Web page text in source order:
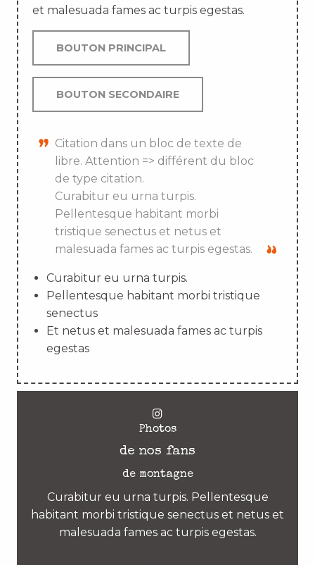
et malesuada fames ac turpis egestas.
BOUTON PRINCIPAL
BOUTON SECONDAIRE
Citation dans un bloc de texte de
libre. Attention => différent du bloc
de type citation.
Curabitur eu urna turpis.
Pellentesque habitant morbi
tristique senectus et netus et
malesuada fames ac turpis egestas.
Curabitur eu urna turpis.
Pellentesque habitant morbi tristique
senectus
Et netus et malesuada fames ac turpis
egestas
Photos
de nos fans
de montagne
Curabitur eu urna turpis. Pellentesque
habitant morbi tristique senectus et netus et
malesuada fames ac turpis egestas.